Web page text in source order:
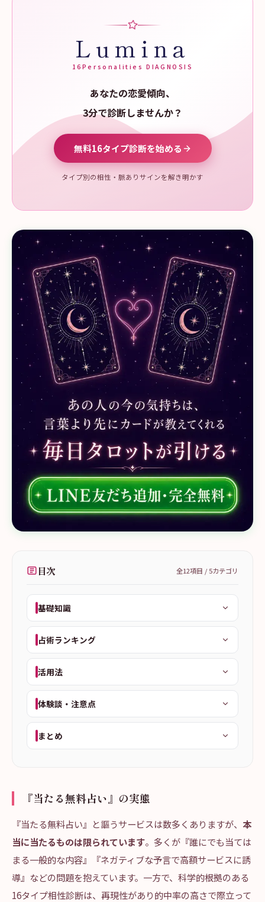
Lumina
16Personalities DIAGNOSIS
あなたの恋愛傾向、
3分で診断しませんか？
無料16タイプ診断を始める
タイプ別の相性・脈ありサインを解き明かす
目次 全12項目 / 5カテゴリ
基礎知識
占術ランキング
活用法
体験談・注意点
まとめ
『当たる無料占い』の実態
『当たる無料占い』と謳うサービスは数多くありますが、 本
当に当たるものは限られています。多くが『誰にでも当ては
まる一般的な内容』『ネガティブな予言で高額サービスに誘
導』などの問題を抱えています。一方で、科学的根拠のある
16タイプ相性診断は、再現性があり的中率の高さで際立って